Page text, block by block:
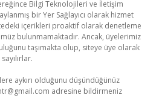
Bilgi Teknolojileri ve İletişim
bir Yer Sağlayıcı olarak hizmet
içerikleri proaktif olarak denetleme
bulunmamaktadır. Ancak, üyelerimiz
taşımakta olup, siteye üye olarak
aykırı olduğunu düşündüğünüz
adresine bildirmeniz